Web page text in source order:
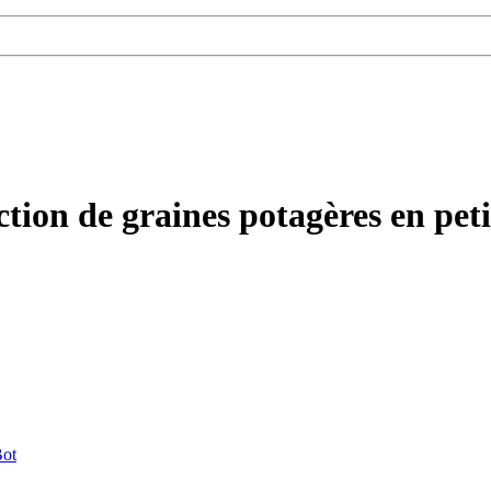
de graines potagères en